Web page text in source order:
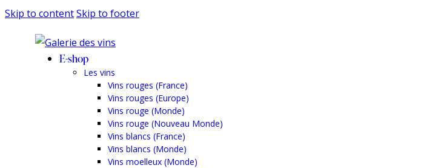
Skip to contentSkip to footer
E-shop
Les vins
Vins rouges (France)
Vins rouges (Europe)
Vins rouge (Monde)
Vins rouge (Nouveau Monde)
Vins blancs (France)
Vins blancs (Monde)
Vins moelleux (Monde)